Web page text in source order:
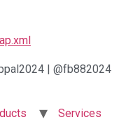
| @fb882024
Services